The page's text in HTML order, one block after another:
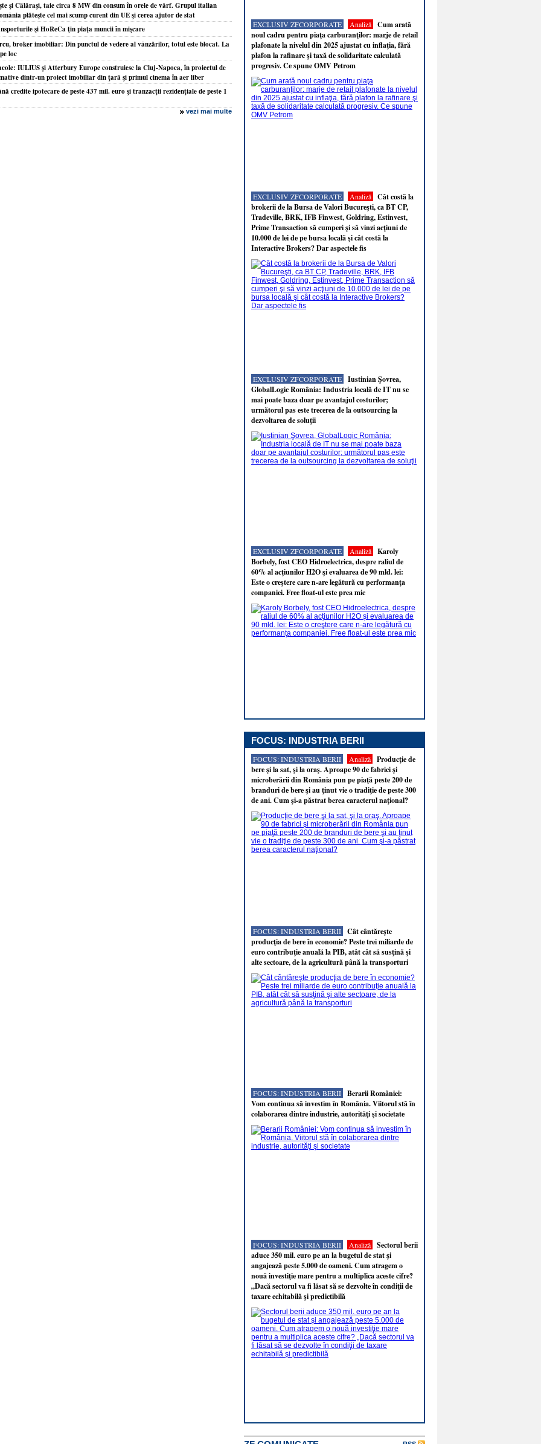
şi Călăraşi, taie circa 8 MW din consum în orele de vârf. Grupul italian
plăteşte cel mai scump curent din UE şi cerea ajutor de stat
şi HoReCa ţin piaţa muncii în mişcare
broker imobiliar: Din punctul de vedere al vânzărilor, totul este blocat. La
loc
IULIUS şi Atterbury Europe construiesc la Cluj-Napoca, în proiectul de
dintr-un proiect imobiliar din ţară şi primul cinema în aer liber
credite ipotecare de peste 437 mil. euro şi tranzacţii rezidenţiale de peste 1
vezi mai multe
EXCLUSIV ZFCORPORATE Analiză
Cum arată
noul cadru pentru piaţa carburanţilor: marje de retail
plafonate la nivelul din 2025 ajustat cu inflaţia, fără
plafon la rafinare şi taxă de solidaritate calculată
progresiv. Ce spune OMV Petrom
EXCLUSIV ZFCORPORATE Analiză
Cât costă la
brokerii de la Bursa de Valori Bucureşti, ca BT CP,
Tradeville, BRK, IFB Finwest, Goldring, Estinvest,
Prime Transaction să cumperi şi să vinzi acţiuni de
10.000 de lei de pe bursa locală şi cât costă la
Interactive Brokers? Dar aspectele fis
EXCLUSIV ZFCORPORATE
Iustinian Şovrea,
GlobalLogic România: Industria locală de IT nu se
mai poate baza doar pe avantajul costurilor;
următorul pas este trecerea de la outsourcing la
dezvoltarea de soluţii
EXCLUSIV ZFCORPORATE Analiză
Karoly
Borbely, fost CEO Hidroelectrica, despre raliul de
60% al acţiunilor H2O şi evaluarea de 90 mld. lei:
Este o creştere care n-are legătură cu performanţa
companiei. Free float-ul este prea mic
FOCUS: INDUSTRIA BERII
FOCUS: INDUSTRIA BERII Analiză
Producţie de
bere şi la sat, şi la oraş. Aproape 90 de fabrici şi
microberării din România pun pe piaţă peste 200 de
branduri de bere şi au ţinut vie o tradiţie de peste 300
de ani. Cum şi-a păstrat berea caracterul naţional?
FOCUS: INDUSTRIA BERII
Cât cântăreşte
producţia de bere în economie? Peste trei miliarde de
euro contribuţie anuală la PIB, atât cât să susţină şi
alte sectoare, de la agricultură până la transporturi
FOCUS: INDUSTRIA BERII
Berarii României:
Vom continua să investim în România. Viitorul stă în
colaborarea dintre industrie, autorităţi şi societate
FOCUS: INDUSTRIA BERII Analiză
Sectorul berii
aduce 350 mil. euro pe an la bugetul de stat şi
angajează peste 5.000 de oameni. Cum atragem o
nouă investiţie mare pentru a multiplica aceste cifre?
„Dacă sectorul va fi lăsat să se dezvolte în condiţii de
taxare echitabilă şi predictibilă